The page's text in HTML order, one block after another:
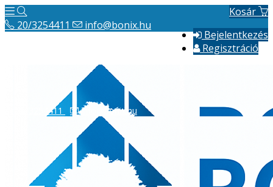
Kosár
Bejelentkezés
Regisztráció
20/3254411 info@bonix.hu
20/3254411 info@bonix.hu